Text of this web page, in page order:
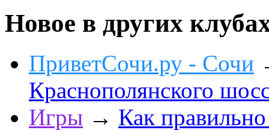
Новое в других
ПриветСочи.ру - Сочи
Краснополянского
Игры → Как